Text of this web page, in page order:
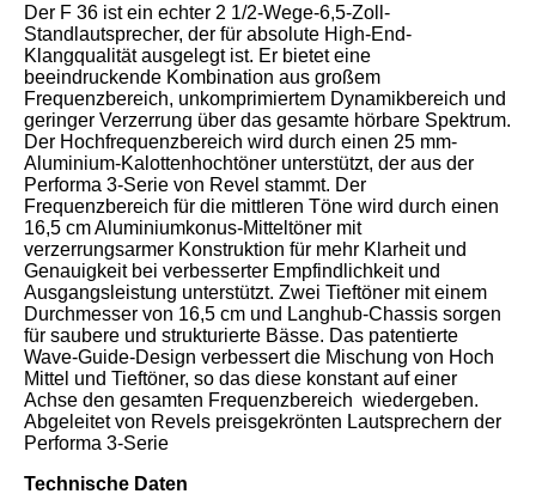
Der F 36 ist ein echter 2 1/2-Wege-6,5-Zoll-
Standlautsprecher, der für absolute High-End-
Klangqualität ausgelegt ist. Er bietet eine
beeindruckende Kombination aus großem
Frequenzbereich, unkomprimiertem Dynamikbereich und
geringer Verzerrung über das gesamte hörbare Spektrum.
Der Hochfrequenzbereich wird durch einen 25 mm-
Aluminium-Kalottenhochtöner unterstützt, der aus der
Performa 3-Serie von Revel stammt. Der
Frequenzbereich für die mittleren Töne wird durch einen
16,5 cm Aluminiumkonus-Mitteltöner mit
verzerrungsarmer Konstruktion für mehr Klarheit und
Genauigkeit bei verbesserter Empfindlichkeit und
Ausgangsleistung unterstützt. Zwei Tieftöner mit einem
Durchmesser von 16,5 cm und Langhub-Chassis sorgen
für saubere und strukturierte Bässe. Das patentierte
Wave-Guide-Design verbessert die Mischung von Hoch
Mittel und Tieftöner, so das diese konstant auf einer
Achse den gesamten Frequenzbereich wiedergeben.
Abgeleitet von Revels preisgekrönten Lautsprechern der
Performa 3-Serie
Technische Daten